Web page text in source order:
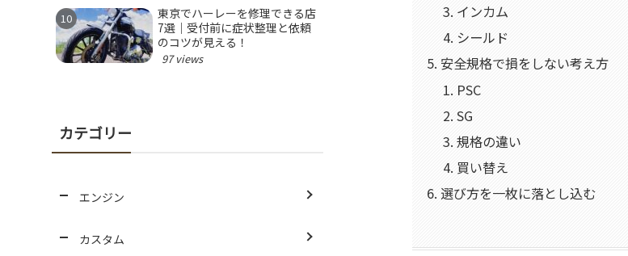
インカム
シールド
安全規格で損をしない考え方
PSC
SG
規格の違い
買い替え
選び方を一枚に落とし込む
東京でハーレーを修理できる店
7選｜受付前に症状整理と依頼
のコツが見える！
97 views
カテゴリー
エンジン
カスタム